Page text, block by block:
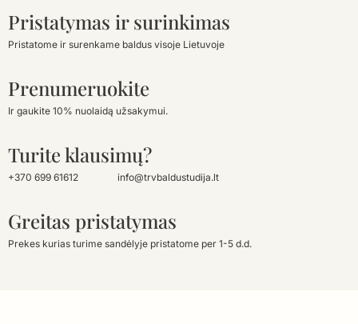
Pristatymas ir surinkimas
Pristatome ir surenkame baldus visoje Lietuvoje
Prenumeruokite
Ir gaukite 10% nuolaidą užsakymui.
Turite klausimų?
+370 699 61612 info@trvbaldustudija.lt
Greitas pristatymas
Prekes kurias turime sandėlyje pristatome per 1-5 d.d.